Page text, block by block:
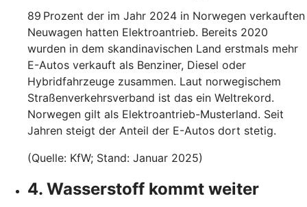
89 Prozent der im Jahr 2024 in Norwegen verkauften
Neuwagen hatten Elektroantrieb. Bereits 2020
wurden in dem skandinavischen Land erstmals mehr
E-Autos verkauft als Benziner, Diesel oder
Hybridfahrzeuge zusammen. Laut norwegischem
Straßenverkehrsverband ist das ein Weltrekord.
Norwegen gilt als Elektroantrieb-Musterland. Seit
Jahren steigt der Anteil der E-Autos dort stetig.
(Quelle: KfW; Stand: Januar 2025)
4. Wasserstoff kommt weiter